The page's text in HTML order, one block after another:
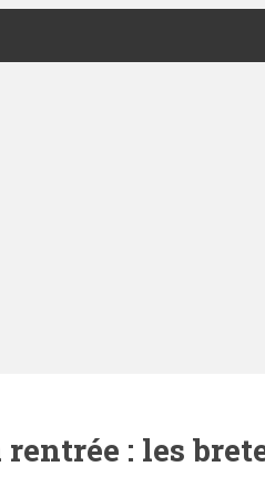
rentrée : les